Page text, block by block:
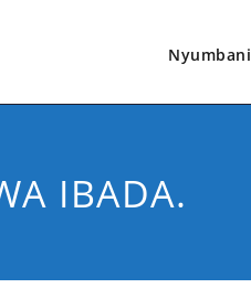
Nyumbani
IBADA.